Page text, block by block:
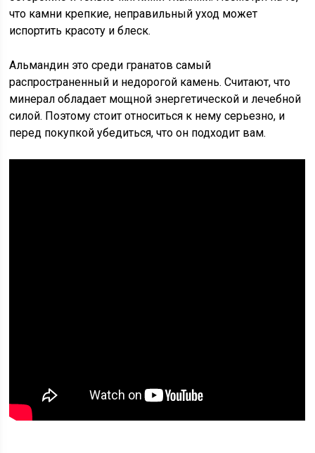
что камни крепкие, неправильный уход может
испортить красоту и блеск.
Альмандин это среди гранатов самый
распространенный и недорогой камень. Считают, что
минерал обладает мощной энергетической и лечебной
силой. Поэтому стоит относиться к нему серьезно, и
перед покупкой убедиться, что он подходит вам.